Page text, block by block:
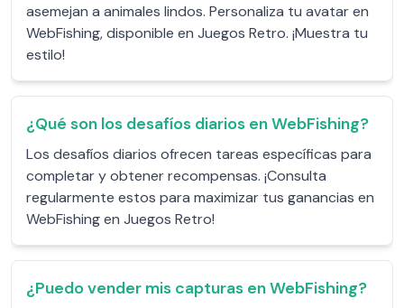
asemejan a animales lindos. Personaliza tu avatar en
WebFishing, disponible en Juegos Retro. ¡Muestra tu
estilo!
¿Qué son los desafíos diarios en WebFishing?
Los desafíos diarios ofrecen tareas específicas para
completar y obtener recompensas. ¡Consulta
regularmente estos para maximizar tus ganancias en
WebFishing en Juegos Retro!
¿Puedo vender mis capturas en WebFishing?